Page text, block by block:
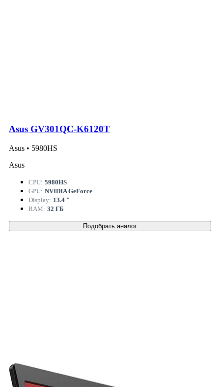
Asus GV301QC-K6120T
Asus • 5980HS
Asus
CPU: 5980HS
GPU: NVIDIA GeForce
Display: 13.4 "
RAM: 32 ГБ
Подобрать аналог